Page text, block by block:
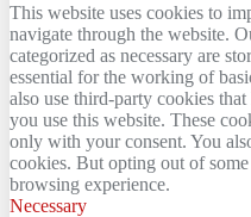
This website uses cookies to
navigate through the website.
categorized as necessary are
essential for the working of
also use third-party cookies
you use this website. These
only with your consent. You
cookies. But opting out of
browsing experience.
Necessary